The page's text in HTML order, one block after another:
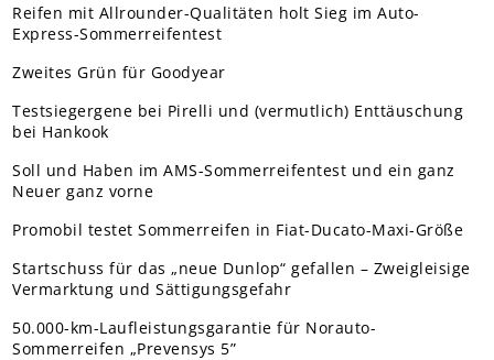
Reifen mit Allrounder-Qualitäten holt Sieg im Auto-
Express-Sommerreifentest
Zweites Grün für Goodyear
Testsiegergene bei Pirelli und (vermutlich) Enttäuschung
bei Hankook
Soll und Haben im AMS-Sommerreifentest und ein ganz
Neuer ganz vorne
Promobil testet Sommerreifen in Fiat-Ducato-Maxi-Größe
Startschuss für das „neue Dunlop“ gefallen – Zweigleisige
Vermarktung und Sättigungsgefahr
50.000-km-Laufleistungsgarantie für Norauto-
Sommerreifen „Prevensys 5”